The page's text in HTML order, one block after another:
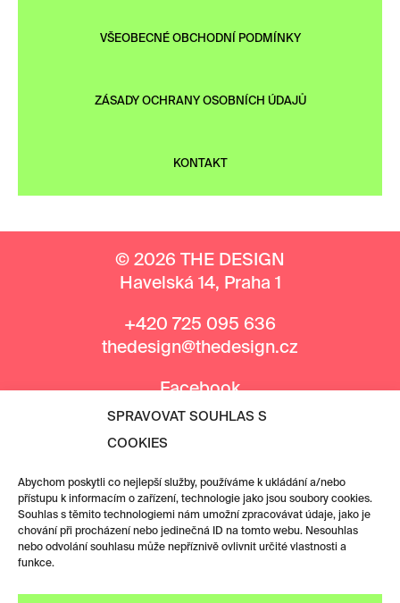
SPRAVOVAT SOUHLAS S
COOKIES
Abychom poskytli co nejlepší služby, používáme k ukládání a/nebo
přístupu k informacím o zařízení, technologie jako jsou soubory cookies.
Souhlas s těmito technologiemi nám umožní zpracovávat údaje, jako je
chování při procházení nebo jedinečná ID na tomto webu. Nesouhlas
nebo odvolání souhlasu může nepříznivě ovlivnit určité vlastnosti a
funkce.
VŠEOBECNÉ OBCHODNÍ PODMÍNKY
ZÁSADY OCHRANY OSOBNÍCH ÚDAJŮ
KONTAKT
© 2026 THE DESIGN
Havelská 14, Praha 1
+420 725 095 636
thedesign@thedesign.cz
Facebook
Instagram